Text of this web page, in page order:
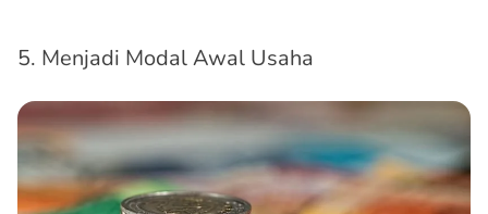
5. Menjadi Modal Awal Usaha